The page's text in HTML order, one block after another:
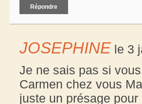
Répondre
JOSEPHINE le 3
Je ne sais pas si
Carmen chez vous
juste un présage pour